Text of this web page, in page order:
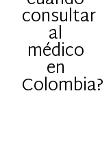
consultar
al
médico
en
Colombia?